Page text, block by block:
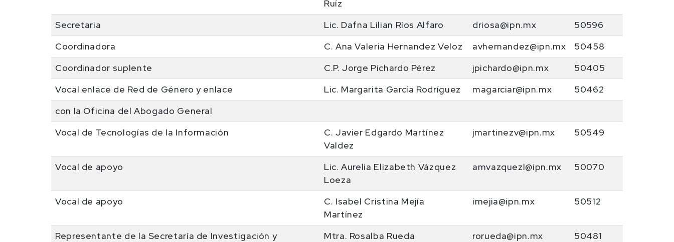
Ruíz
Secretaria Lic. Dafna Lilian Ríos Alfaro driosa@ipn.mx
50596
Coordinadora
C. Ana Valeria Hernandez Veloz avhernandez@ipn.mx
50458
Coordinador suplente
C.P. Jorge Pichardo Pérez jpichardo@ipn.mx
50405
Vocal enlace de Red de Género y enlace
Lic. Margarita García Rodríguez magarciar@ipn.mx
50462
con la Oficina del Abogado General
Vocal de Tecnologías de la Información
C. Javier Edgardo Martínez
Valdez
jmartinezv@ipn.mx 50549
Vocal de apoyo
Lic. Aurelia Elizabeth Vázquez
Loeza
amvazquezl@ipn.mx 50070
Vocal de apoyo
C. Isabel Cristina Mejía
Martínez
imejia@ipn.mx 50512
Representante de la Secretaría de Investigación y
Mtra. Rosalba Rueda
rorueda@ipn.mx 50481